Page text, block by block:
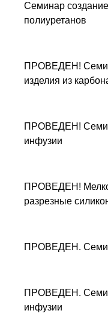
Семинар
полиуретанов
ПРОВЕДЕН!
изделия из
ПРОВЕДЕН!
инфузии
ПРОВЕДЕН!
разрезные
ПРОВЕДЕН.
ПРОВЕДЕН.
инфузии